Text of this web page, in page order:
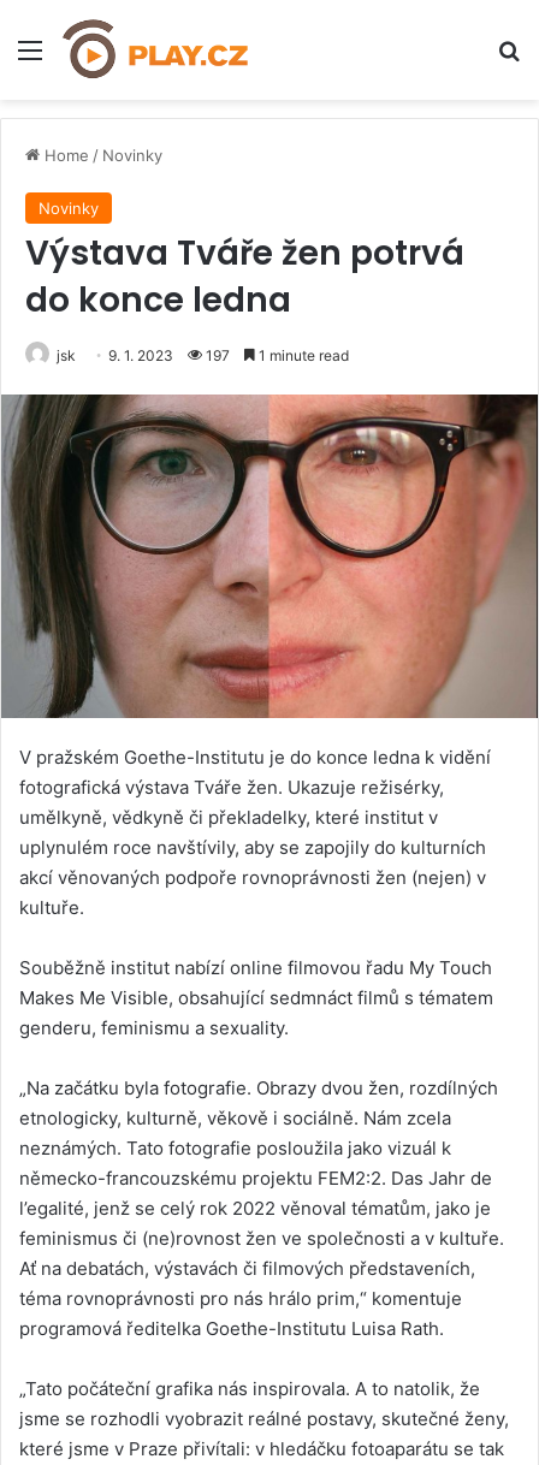
Menu
Home / Novinky
Novinky
Výstava Tváře žen potrvá
do konce ledna
jsk 9. 1. 2023 197 1 minute read
V pražském Goethe-Institutu je do konce ledna k vidění
fotografická výstava Tváře žen. Ukazuje režisérky,
umělkyně, vědkyně či překladelky, které institut v
uplynulém roce navštívily, aby se zapojily do kulturních
akcí věnovaných podpoře rovnoprávnosti žen (nejen) v
kultuře.
Souběžně institut nabízí online filmovou řadu My Touch
Makes Me Visible, obsahující sedmnáct filmů s tématem
genderu, feminismu a sexuality.
„Na začátku byla fotografie. Obrazy dvou žen, rozdílných
etnologicky, kulturně, věkově i sociálně. Nám zcela
neznámých. Tato fotografie posloužila jako vizuál k
německo-francouzskému projektu FEM2:2. Das Jahr de
l’egalité, jenž se celý rok 2022 věnoval tématům, jako je
feminismus či (ne)rovnost žen ve společnosti a v kultuře.
Ať na debatách, výstavách či filmových představeních,
téma rovnoprávnosti pro nás hrálo prim,“ komentuje
programová ředitelka Goethe-Institutu Luisa Rath.
„Tato počáteční grafika nás inspirovala. A to natolik, že
jsme se rozhodli vyobrazit reálné postavy, skutečné ženy,
které jsme v Praze přivítali: v hledáčku fotoaparátu se tak